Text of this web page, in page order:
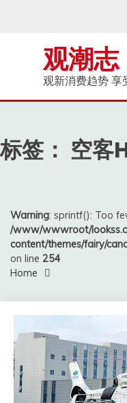
观潮志
观新消费趋势 享
标签： 空客
Warning: sprintf(): Too
/www/wwwroot/
content/themes/fairy/
on line 254
Home